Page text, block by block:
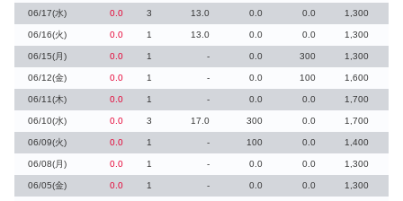
06/17(水) 0.0 3 13.0 0.0 0.0 1,300
06/16(火) 0.0 1 13.0 0.0 0.0 1,300
06/15(月) 0.0 1 - 0.0 300 1,300
06/12(金) 0.0 1 - 0.0 100 1,600
06/11(木) 0.0 1 - 0.0 0.0 1,700
06/10(水) 0.0 3 17.0 300 0.0 1,700
06/09(火) 0.0 1 - 100 0.0 1,400
06/08(月) 0.0 1 - 0.0 0.0 1,300
06/05(金) 0.0 1 - 0.0 0.0 1,300